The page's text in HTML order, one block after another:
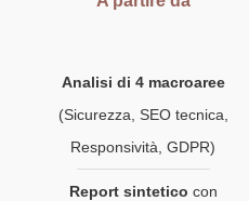
Analisi di 4 macroaree
(Sicurezza, SEO tecnica,
Responsività, GDPR)
Report sintetico con